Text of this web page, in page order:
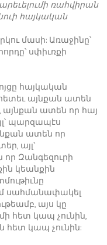
ռահվիրան
հայկական
մասի: Առաջինը՝
սփիւռքի
հայկական
այնքան ատեն
այնքան ատեն որ հայ
պարզապէս
ատեն որ
այլ՝
Զանգեզուրի
կեանքին
սահմանափակել
այս կը
հետ կապ չունին,
կապ չունին: